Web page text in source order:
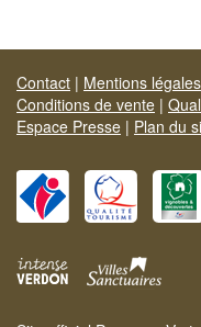
Contact | Mentions légales
Conditions de vente |
Espace Presse | Plan du